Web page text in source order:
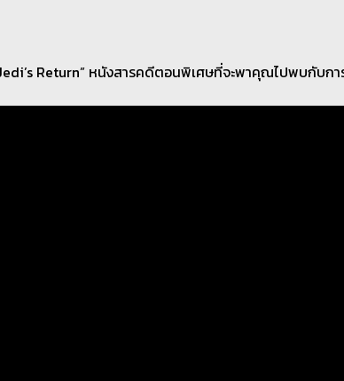
Return” หนังสารคดีตอนพิเศษที่จะพาคุณไปพบกับก